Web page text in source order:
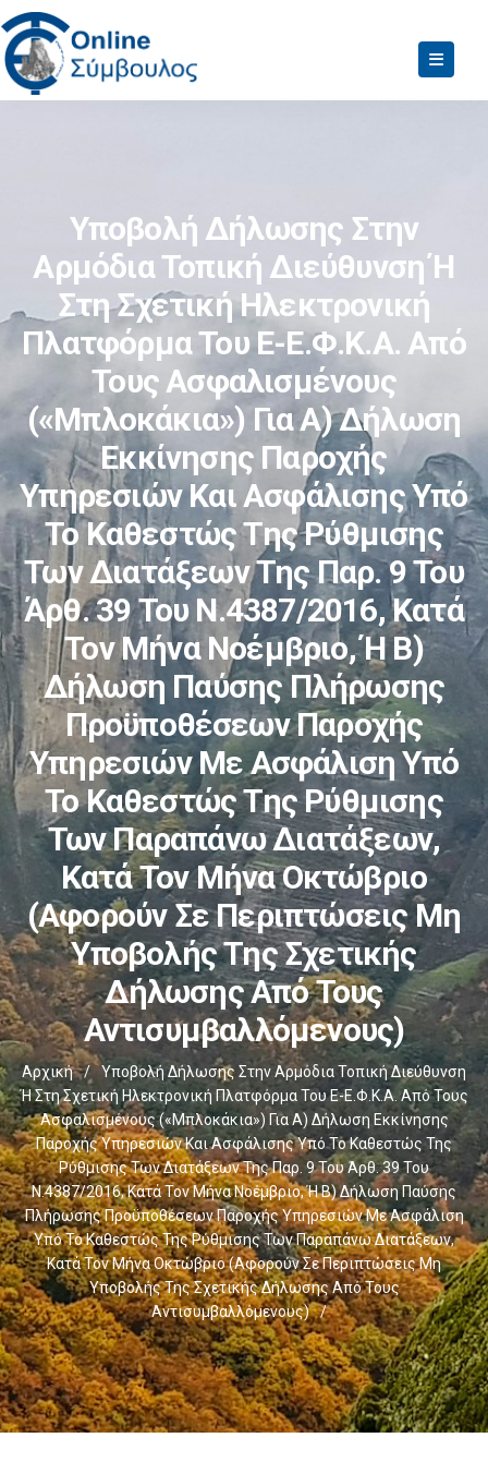
Υποβολή Δήλωσης Στην
Αρμόδια Τοπική Διεύθυνση Ή
Στη Σχετική Ηλεκτρονική
Πλατφόρμα Του E-Ε.Φ.Κ.Α. Από
Τους Ασφαλισμένους
(«μπλοκάκια») Για Α) Δήλωση
Εκκίνησης Παροχής
Υπηρεσιών Και Ασφάλισης Υπό
Το Καθεστώς Της Ρύθμισης
Των Διατάξεων Της Παρ. 9 Του
Άρθ. 39 Του Ν.4387/2016, Κατά
Τον Μήνα Νοέμβριο, Ή Β)
Δήλωση Παύσης Πλήρωσης
Προϋποθέσεων Παροχής
Υπηρεσιών Με Ασφάλιση Υπό
Το Καθεστώς Της Ρύθμισης
Των Παραπάνω Διατάξεων,
Κατά Τον Μήνα Οκτώβριο
(αφορούν Σε Περιπτώσεις Μη
Υποβολής Της Σχετικής
Δήλωσης Από Τους
Αντισυμβαλλόμενους)
Αρχική /
Υποβολή Δήλωσης Στην Αρμόδια Τοπική Διεύθυνση
Ή Στη Σχετική Ηλεκτρονική Πλατφόρμα Του E-Ε.Φ.Κ.Α. Από Τους
Ασφαλισμένους («μπλοκάκια») Για Α) Δήλωση Εκκίνησης
Παροχής Υπηρεσιών Και Ασφάλισης Υπό Το Καθεστώς Της
Ρύθμισης Των Διατάξεων Της Παρ. 9 Του Άρθ. 39 Του
Ν.4387/2016, Κατά Τον Μήνα Νοέμβριο, Ή Β) Δήλωση Παύσης
Πλήρωσης Προϋποθέσεων Παροχής Υπηρεσιών Με Ασφάλιση
Υπό Το Καθεστώς Της Ρύθμισης Των Παραπάνω Διατάξεων,
Κατά Τον Μήνα Οκτώβριο (αφορούν Σε Περιπτώσεις Μη
Υποβολής Της Σχετικής Δήλωσης Από Τους
Αντισυμβαλλόμενους)
/